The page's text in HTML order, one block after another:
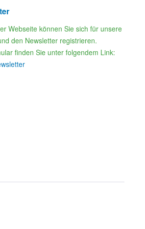
Webseite können Sie sich für unsere
den Newsletter registrieren.
finden Sie unter folgendem Link: